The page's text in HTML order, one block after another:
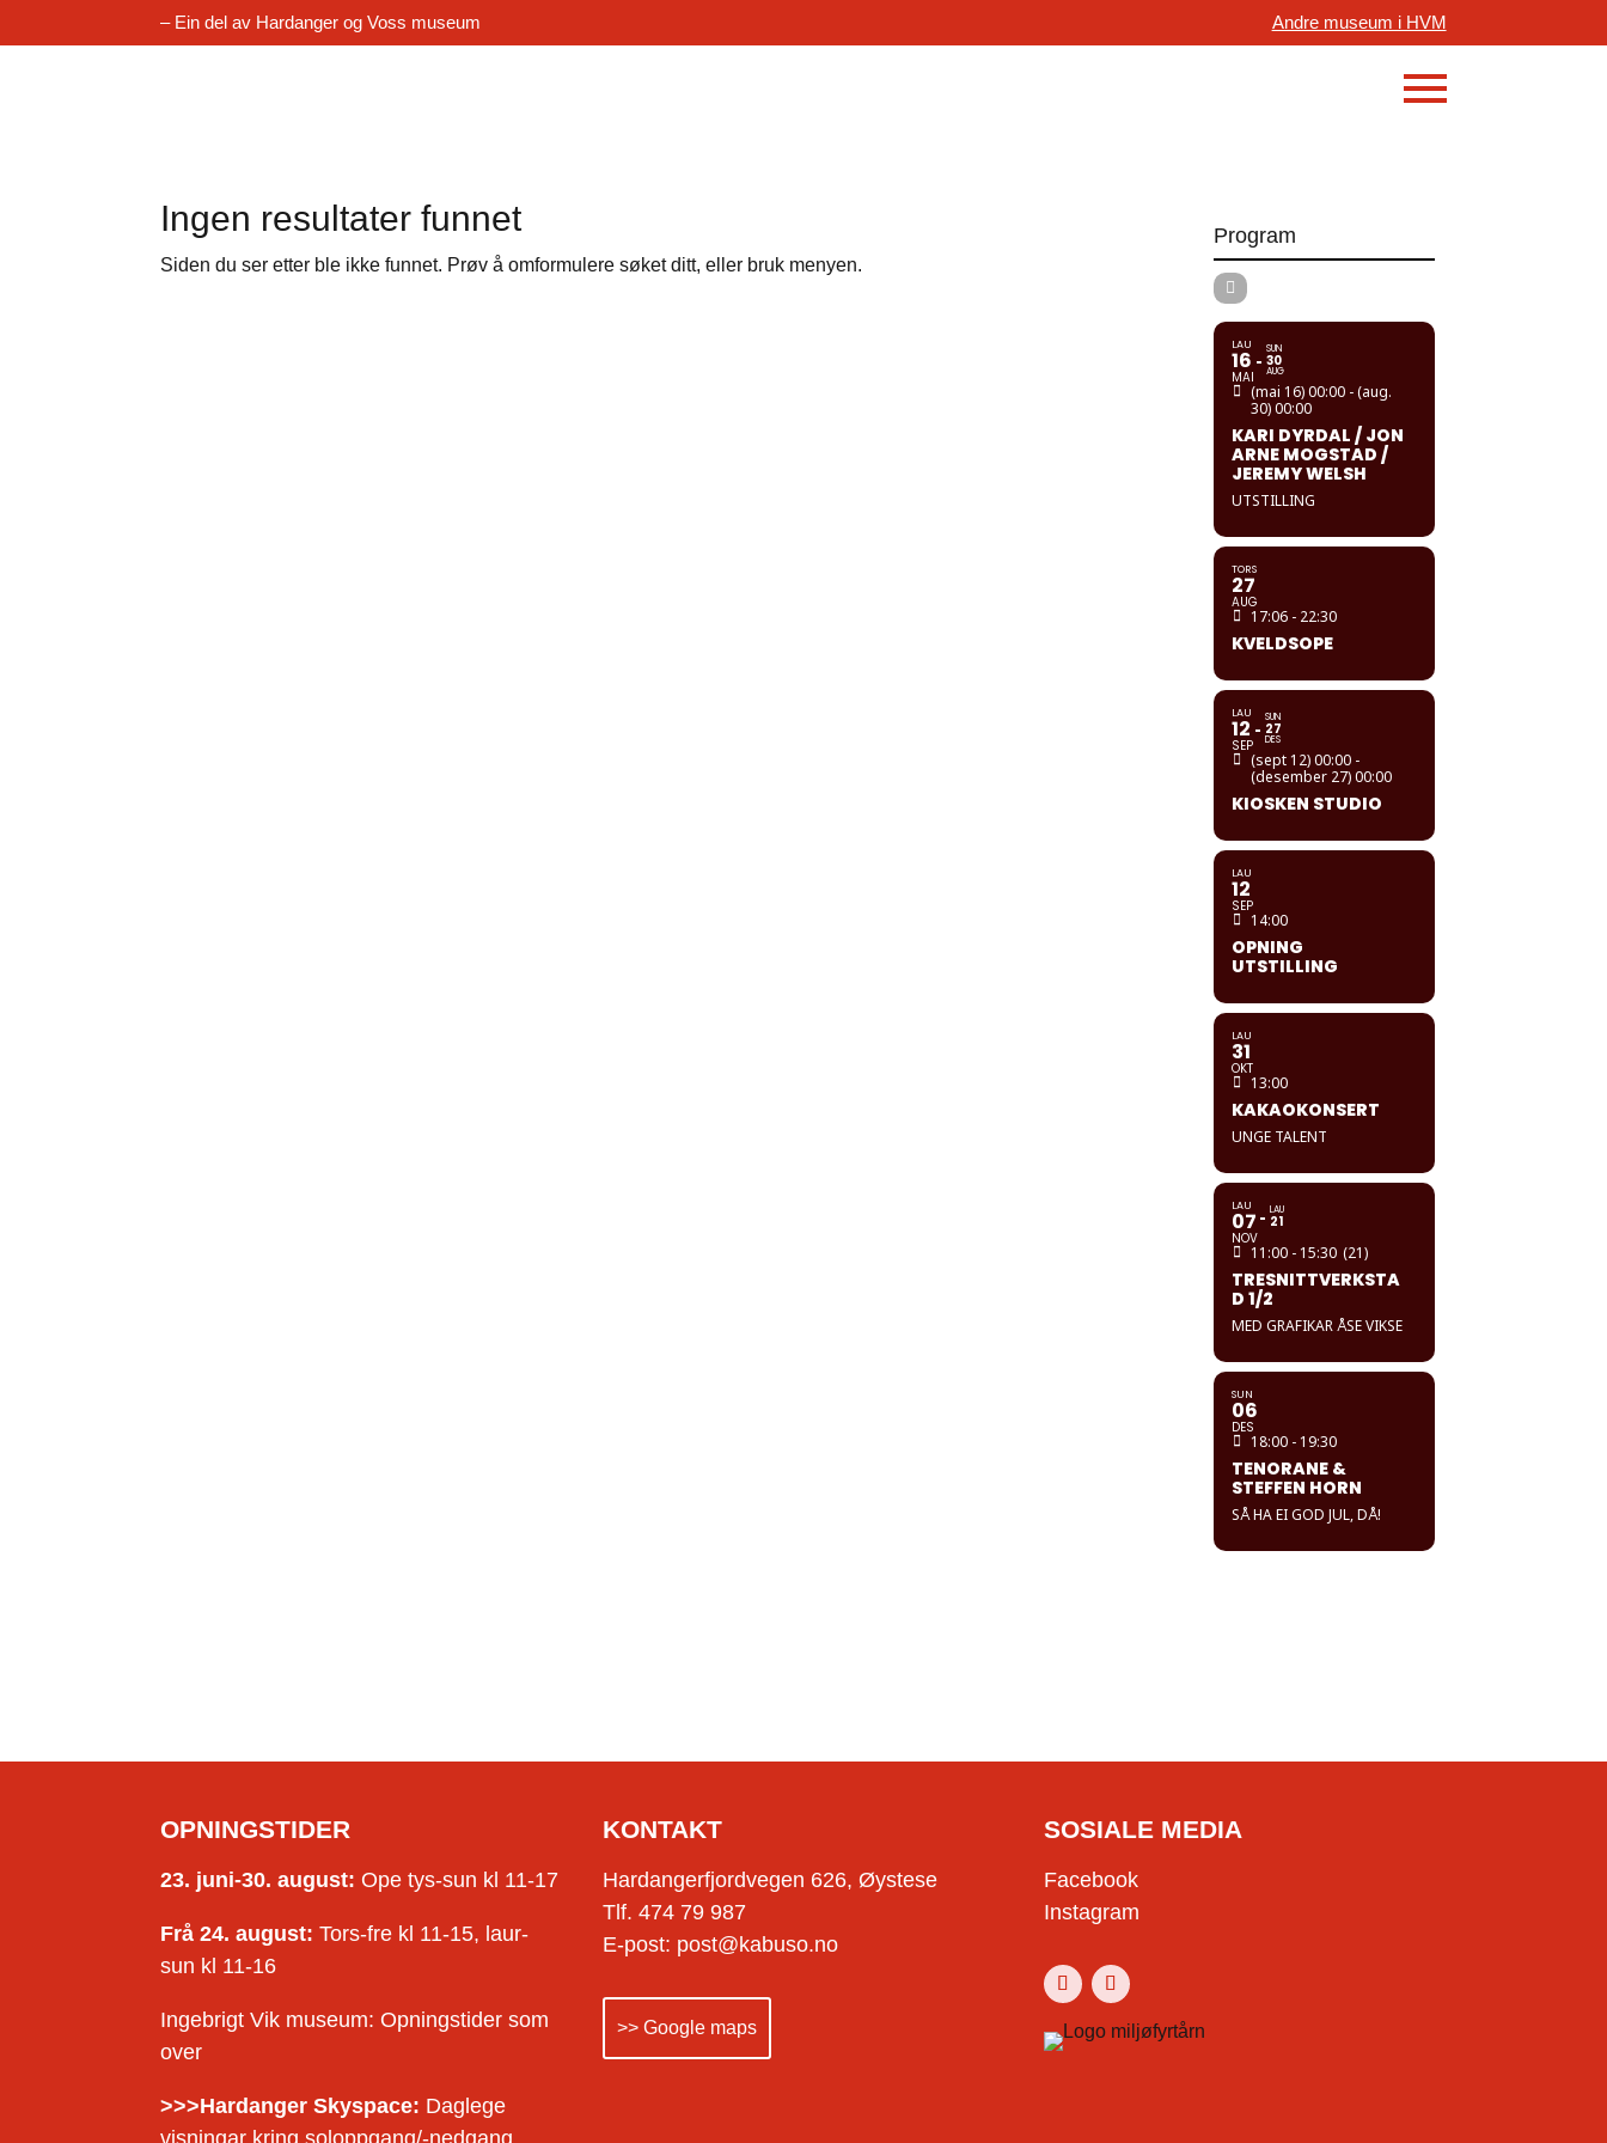
– Ein del av Hardanger og Voss museum Andre museum i HVM
Ingen resultater funnet
Siden du ser etter ble ikke funnet. Prøv å omformulere søket ditt, eller bruk menyen.
Program
LAU
16
MAI
SUN
30
AUG
(mai 16) 00:00 - (aug.
30) 00:00
KARI DYRDAL / JON
ARNE MOGSTAD /
JEREMY WELSH
UTSTILLING
TORS
27
AUG
17:06 - 22:30
KVELDSOPE
LAU
12
SEP
SUN
27
DES
(sept 12) 00:00 -
(desember 27) 00:00
KIOSKEN STUDIO
LAU
12
SEP
14:00
OPNING
UTSTILLING
LAU
31
OKT
13:00
KAKAOKONSERT
UNGE TALENT
LAU
07
NOV
LAU
21
11:00 - 15:30 (21)
TRESNITTVERKSTA
D 1/2
MED GRAFIKAR ÅSE VIKSE
SUN
06
DES
18:00 - 19:30
TENORANE &
STEFFEN HORN
SÅ HA EI GOD JUL, DÅ!
OPNINGSTIDER
23. juni-30. august: Ope tys-sun kl 11-17
Frå 24. august: Tors-fre kl 11-15, laur-
sun kl 11-16
Ingebrigt Vik museum: Opningstider som
over
>>>Hardanger Skyspace: Daglege
visningar kring soloppgang/-nedgang
KONTAKT
Hardangerfjordvegen 626, Øystese
Tlf. 474 79 987
E-post: post@kabuso.no
>> Google maps
SOSIALE MEDIA
Facebook
Instagram